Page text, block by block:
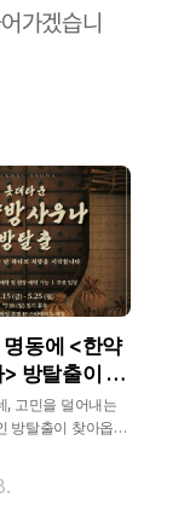
가겠습니
동에 <한약
방탈출이 찾
, 고민을 덜어내는
방탈출이 찾아옵니